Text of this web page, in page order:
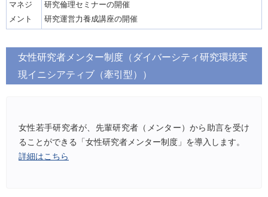
マネジ
メント
研究倫理セミナーの開催
研究運営力養成講座の開催
女性研究者メンター制度（ダイバーシティ研究環境実
現イニシアティブ（牽引型））
女性若手研究者が、先輩研究者（メンター）から助言を受け
ることができる「女性研究者メンター制度」を導入します。
詳細はこちら